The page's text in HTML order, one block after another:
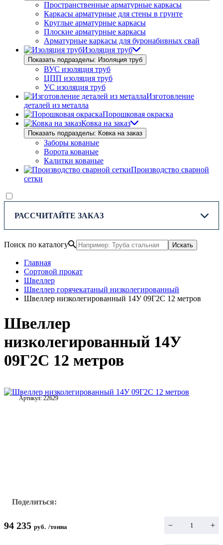
Пространственные арматурные каркасы
Каркасы арматурные для стены в грунте
Круглые арматурные каркасы
Плоские арматурные каркасы
Арматурные каркасы для буронабивных свай
Изоляция труб
Показать подразделы: Изоляция труб
ВУС изоляция труб
ЦПП изоляция труб
УС изоляция труб
Изготовление
деталей из металла
Порошковая окраска
Ковка на заказ
Показать подразделы: Ковка на заказ
Заборы кованые
Ворота кованые
Калитки кованые
Производство сварной
сетки
РАССЧИТАЙТЕ ЗАКАЗ
Поиск по каталогу Искать
Главная
Сортовой прокат
Швеллер
Швеллер горячекатаный низколегированный
Швеллер низколегированный 14У 09Г2С 12 метров
Швеллер
низколегированный 14У
09Г2С 12 метров
Артикул: 22629
Поделиться:
94 235 руб. /тонна − +